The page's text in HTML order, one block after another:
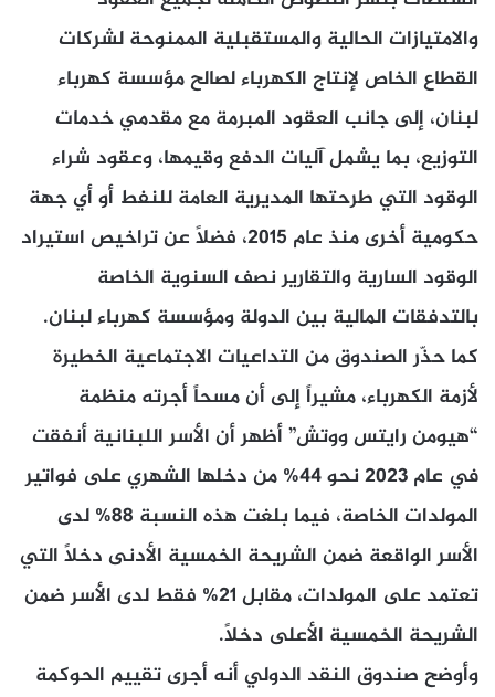
والامتيازات الحالية والمستقبلية الممنوحة لشركات
القطاع الخاص لإنتاج الكهرباء لصالح مؤسسة كهرباء
لبنان، إلى جانب العقود المبرمة مع مقدمي خدمات
التوزيع، بما يشمل آليات الدفع وقيمها، وعقود شراء
الوقود التي طرحتها المديرية العامة للنفط أو أي جهة
حكومية أخرى منذ عام 2015، فضلاً عن تراخيص استيراد
الوقود السارية والتقارير نصف السنوية الخاصة
بالتدفقات المالية بين الدولة ومؤسسة كهرباء لبنان.
كما حذّر الصندوق من التداعيات الاجتماعية الخطيرة
لأزمة الكهرباء، مشيراً إلى أن مسحاً أجرته منظمة
“هيومن رايتس ووتش” أظهر أن الأسر اللبنانية أنفقت
في عام 2023 نحو 44% من دخلها الشهري على فواتير
المولدات الخاصة، فيما بلغت هذه النسبة 88% لدى
الأسر الواقعة ضمن الشريحة الخمسية الأدنى دخلاً التي
تعتمد على المولدات، مقابل 21% فقط لدى الأسر ضمن
الشريحة الخمسية الأعلى دخلاً.
وأوضح صندوق النقد الدولي أنه أجرى تقييم الحوكمة